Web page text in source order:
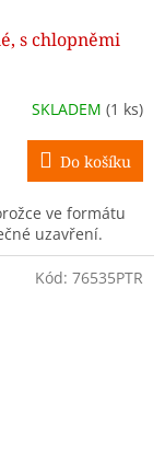
s chlopněmi
SKLADEM (1 ks)
Do košíku
ve formátu
uzavření.
Kód: 76535PTR